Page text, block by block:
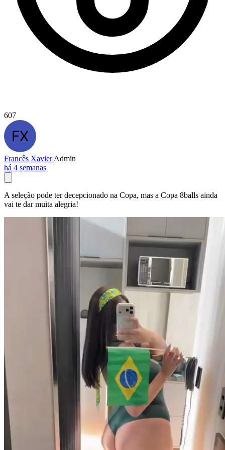
607
Francês XavierAdmin
há 4 semanas
A seleção pode ter decepcionado na Copa, mas a Copa 8balls ainda
vai te dar muita alegria!